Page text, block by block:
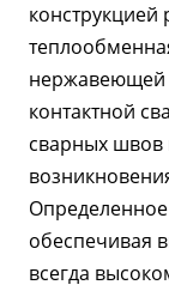
конструкцией
нержавеющей
контактной
сварных швов
Определенное
обеспечивая
всегда